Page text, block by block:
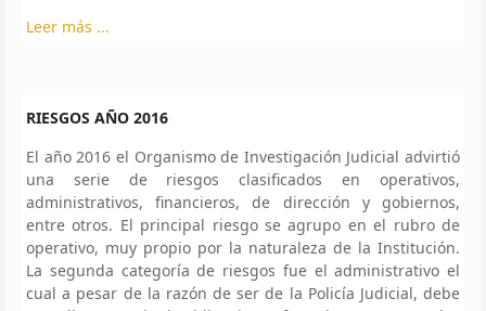
Leer más ...
RIESGOS AÑO 2016
El año 2016 el Organismo de Investigación Judicial advirtió
una serie de riesgos clasificados en operativos,
administrativos, financieros, de dirección y gobiernos,
entre otros. El principal riesgo se agrupo en el rubro de
operativo, muy propio por la naturaleza de la Institución.
La segunda categoría de riesgos fue el administrativo el
cual a pesar de la razón de ser de la Policía Judicial, debe